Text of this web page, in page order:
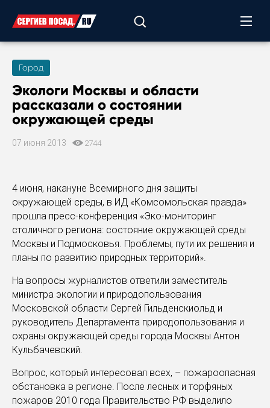
Город
Экологи Москвы и области
рассказали о состоянии
окружающей среды
07 июня 2013 2744
4 июня, накануне Всемирного дня защиты
окружающей среды, в ИД «Комсомольская правда»
прошла пресс-конференция «Эко-мониторинг
столичного региона: состояние окружающей среды
Москвы и Подмосковья. Проблемы, пути их решения и
планы по развитию природных территорий».
На вопросы журналистов ответили заместитель
министра экологии и природопользования
Московской области Сергей Гильденскиольд и
руководитель Департамента природопользования и
охраны окружающей среды города Москвы Антон
Кульбачевский.
Вопрос, который интересовал всех, – пожароопасная
обстановка в регионе. После лесных и торфяных
пожаров 2010 года Правительство РФ выделило